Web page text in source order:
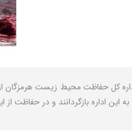
کل حفاظت محیط زیست هرمزگان از
به این اداره بازگردانند و در حفاظت